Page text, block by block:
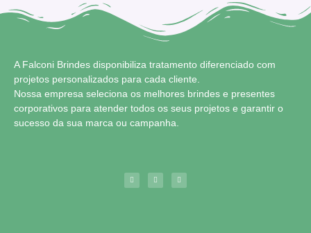
A Falconi Brindes disponibiliza tratamento diferenciado com
projetos personalizados para cada cliente.
Nossa empresa seleciona os melhores brindes e presentes
corporativos para atender todos os seus projetos e garantir o
sucesso da sua marca ou campanha.